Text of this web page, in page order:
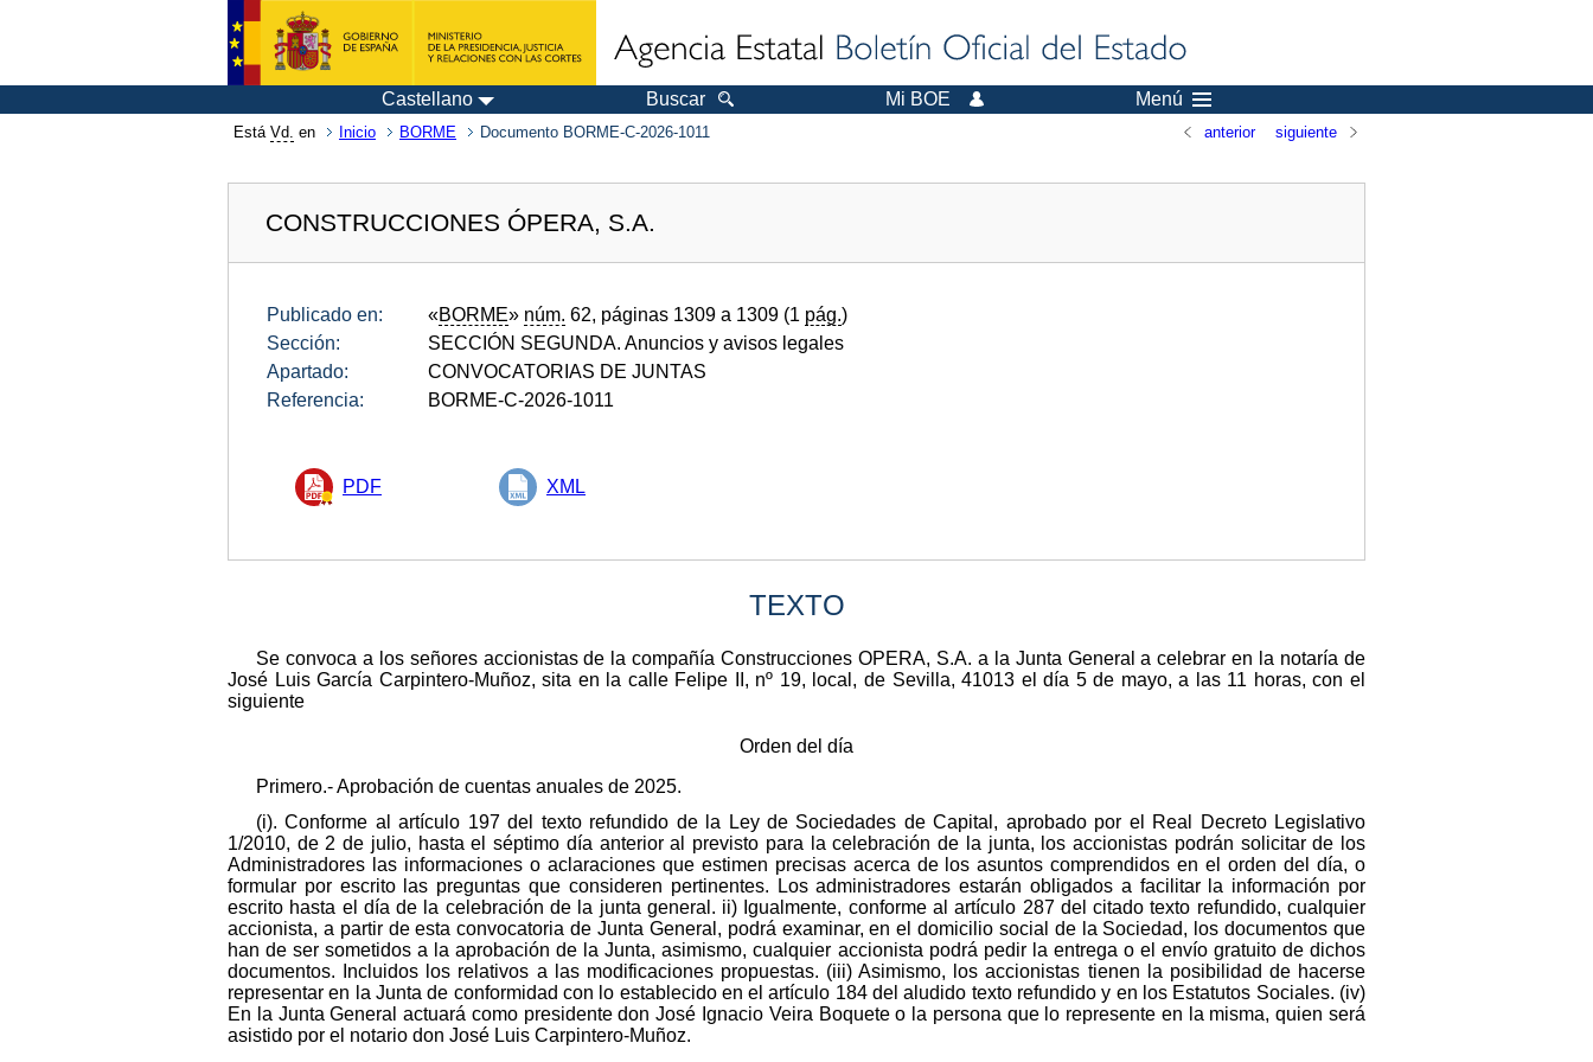
Castellano Buscar Mi BOE Menú
Está Vd. en Inicio BORME Documento BORME-C-2026-1011 anterior siguiente
CONSTRUCCIONES ÓPERA, S.A.
Publicado en: «BORME» núm. 62, páginas 1309 a 1309 (1 pág.)
Sección:
SECCIÓN SEGUNDA. Anuncios y avisos legales
Apartado:
CONVOCATORIAS DE JUNTAS
Referencia:
BORME-C-2026-1011
PDF XML
TEXTO
Se convoca a los señores accionistas de la compañía Construcciones OPERA, S.A. a la Junta General a celebrar en la notaría de
José Luis García Carpintero-Muñoz, sita en la calle Felipe II, nº 19, local, de Sevilla, 41013 el día 5 de mayo, a las 11 horas, con el
siguiente
Orden del día
Primero.- Aprobación de cuentas anuales de 2025.
(i). Conforme al artículo 197 del texto refundido de la Ley de Sociedades de Capital, aprobado por el Real Decreto Legislativo
1/2010, de 2 de julio, hasta el séptimo día anterior al previsto para la celebración de la junta, los accionistas podrán solicitar de los
Administradores las informaciones o aclaraciones que estimen precisas acerca de los asuntos comprendidos en el orden del día, o
formular por escrito las preguntas que consideren pertinentes. Los administradores estarán obligados a facilitar la información por
escrito hasta el día de la celebración de la junta general. ii) Igualmente, conforme al artículo 287 del citado texto refundido, cualquier
accionista, a partir de esta convocatoria de Junta General, podrá examinar, en el domicilio social de la Sociedad, los documentos que
han de ser sometidos a la aprobación de la Junta, asimismo, cualquier accionista podrá pedir la entrega o el envío gratuito de dichos
documentos. Incluidos los relativos a las modificaciones propuestas. (iii) Asimismo, los accionistas tienen la posibilidad de hacerse
representar en la Junta de conformidad con lo establecido en el artículo 184 del aludido texto refundido y en los Estatutos Sociales. (iv)
En la Junta General actuará como presidente don José Ignacio Veira Boquete o la persona que lo represente en la misma, quien será
asistido por el notario don José Luis Carpintero-Muñoz.